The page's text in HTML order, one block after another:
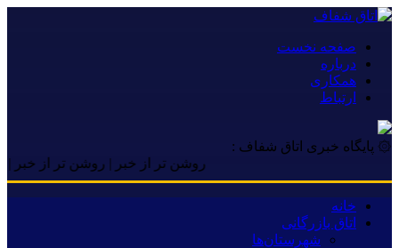
صفحه نخست
درباره
همکاری
ارتباط
۞ پایگاه خبری اتاق شفاف :
روشن تر از خبر | روشن تر از خبر |
خانه
اتاق بازرگانی
شهرستان‌ها